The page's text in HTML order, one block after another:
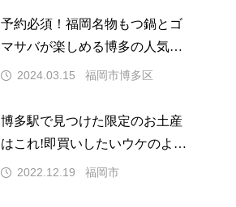
予約必須！福岡名物もつ鍋とゴ
マサバが楽しめる博多の人気店
『前田屋』
2024.03.15 福岡市博多区
博多駅で見つけた限定のお土産
はこれ!即買いしたいウケのよい
ギフト
2022.12.19 福岡市